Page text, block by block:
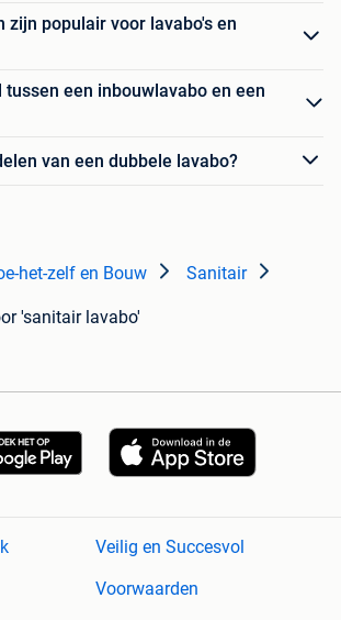
zijn populair voor lavabo's en
tussen een inbouwlavabo en een
van een dubbele lavabo?
het-zelf en Bouw Sanitair
'sanitair lavabo'
Veilig en Succesvol
Voorwaarden